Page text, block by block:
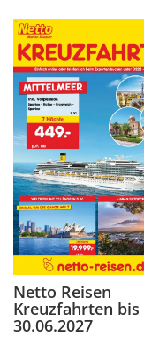
Netto Reisen
Kreuzfahrten bis
30.06.2027